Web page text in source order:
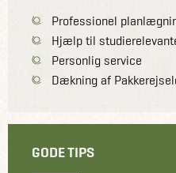
Professionel
Hjælp til
Personlig service
Dækning af
GODE TIPS